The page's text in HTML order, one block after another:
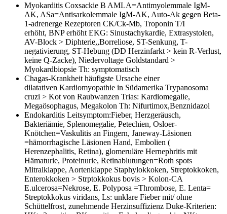
Myokarditis Coxsackie B AMLA=Antimyolemmale IgM-
AK, ASa=Antisarkolemmale IgM-AK, Auto-Ak gegen Beta-
1-adrenerge Rezeptoren CK/Ck-Mb, Troponin T/I
erhöht, BNP erhöht EKG: Sinustachykardie, Extrasystolen,
AV-Block > Diphterie,,Borreliose, ST-Senkung, T-
negativierung, ST-Hebung (DD Herzinfarkt > kein R-Verlust,
keine Q-Zacke), Niedervoltage Goldstandard >
Myokardbiopsie Th: symptomatisch
Chagas-Krankheit häufigste Ursache einer
dilatativen Kardiomyopathie in Südamerika Trypanosoma
cruzi > Kot von Raubwanzen Trias: Kardiomegalie,
Megaösophagus, Megakolon Th: Nifurtimox,Benznidazol
Endokarditis Leitsymptom:Fieber, Herzgeräusch,
Bakteriämie, Splenomegalie, Petechien, Osloer-
Knötchen=Vaskulitis an Fingern, Janeway-Läsionen
=hämorrhagische Läsionen Hand, Embolien (
Herenzephalitis, Retina), glomeruläre Hernephritis mit
Hämaturie, Proteinurie, Retinablutungen=Roth spots
Mitralklappe, Aortenklappe Staphylokkoken, Streptokkoken,
Enterokkoken > Strptokkokus bovis > Kolon-CA
E.ulcerosa=Nekrose, E. Polyposa =Thrombose, E. Lenta=
Streptokkokus viridans, Ls: unklare Fieber mit/ ohne
Schüttelfrost, zunehmende Herzinsuffizienz Duke-Kriterien: